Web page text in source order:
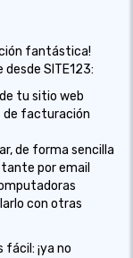
fantástica!
SITE123:
tu sitio web
de facturación
de forma sencilla
por email
con otras
¡ya no